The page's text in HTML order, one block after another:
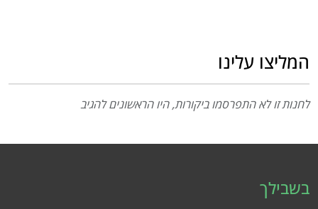
המליצו עלינו
לחנות זו לא התפרסמו ביקורות, היו הראשונים להגיב
בשבילך